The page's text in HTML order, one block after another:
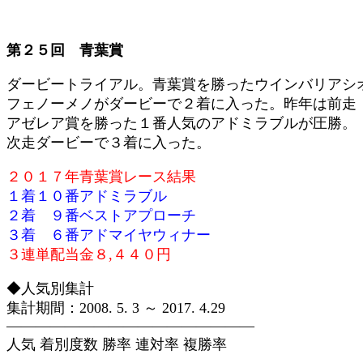
第２５回 青葉賞
ダービートライアル。青葉賞を勝ったウインバリアシ
フェノーメノがダービーで２着に入った。昨年は前走
アゼレア賞を勝った１番人気のアドミラブルが圧勝。
次走ダービーで３着に入った。
２０１７年青葉賞レース結果
１着１０番アドミラブル
２着 ９番ベストアプローチ
３着 ６番アドマイヤウィナー
３連単配当金８,４４０円
◆人気別集計
集計期間：2008. 5. 3 ～ 2017. 4.29
—————————————————
人気 着別度数 勝率 連対率 複勝率